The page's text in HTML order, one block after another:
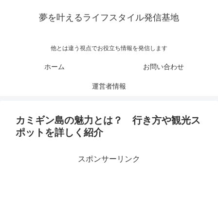
夢を叶えるライフスタイル発信基地
他とは違う視点でお役立ち情報を発信します
ホーム お問い合わせ
運営者情報
カミギン島の魅力とは？ 行き方や観光ス
ポットを詳しく紹介
スポンサーリンク